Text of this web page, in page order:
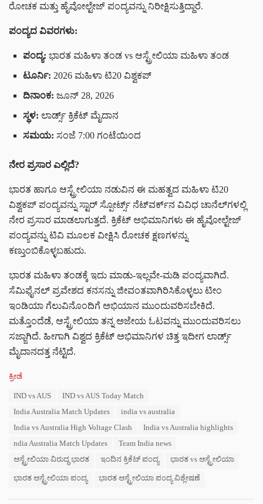
ರೋಚಕ ಮತ್ತು ಹೈವೋಲ್ಟೇಜ್ ಪಂದ್ಯವನ್ನು ನಿರೀಕ್ಷಿಸುತ್ತಿದ್ದಾರೆ.
ಪಂದ್ಯದ ವಿವರಗಳು:
ಪಂದ್ಯ: ಭಾರತ ಮಹಿಳಾ ತಂಡ vs ಆಸ್ಟ್ರೇಲಿಯಾ ಮಹಿಳಾ ತಂಡ
ಟೂರ್ನಿ: 2026 ಮಹಿಳಾ ಟಿ20 ವಿಶ್ವಕಪ್
ದಿನಾಂಕ: ಜೂನ್ 28, 2026
ಸ್ಥಳ: ಲಾರ್ಡ್ಸ್ ಕ್ರಿಕೆಟ್ ಮೈದಾನ
ಸಮಯ: ಸಂಜೆ 7:00 ಗಂಟೆಯಿಂದ
ನೇರ ಪ್ರಸಾರ ಎಲ್ಲಿದೆ?
ಭಾರತ ಹಾಗೂ ಆಸ್ಟ್ರೇಲಿಯಾ ನಡುವಿನ ಈ ಮಹತ್ವದ ಮಹಿಳಾ ಟಿ20
ವಿಶ್ವಕಪ್ ಪಂದ್ಯವನ್ನು ಸ್ಟಾರ್ ಸ್ಪೋರ್ಟ್ಸ್ ನೆಟ್‌ವರ್ಕ್‌ನ ವಿವಿಧ ಚಾನೆಲ್‌ಗಳಲ್ಲಿ
ನೇರ ಪ್ರಸಾರ ಮಾಡಲಾಗುತ್ತದೆ. ಕ್ರಿಕೆಟ್ ಅಭಿಮಾನಿಗಳು ಈ ಹೈವೋಲ್ಟೇಜ್
ಪಂದ್ಯವನ್ನು ಟಿವಿ ಮೂಲಕ ವೀಕ್ಷಿಸಿ ರೋಚಕ ಕ್ಷಣಗಳನ್ನು
ಕಣ್ತುಂಬಿಕೊಳ್ಳಬಹುದು.
ಭಾರತ ಮಹಿಳಾ ತಂಡಕ್ಕೆ ಇದು ಮಾಡು-ಇಲ್ಲವೇ-ಮಡಿ ಪಂದ್ಯವಾಗಿದೆ.
ಸೆಮಿಫೈನಲ್ ಪ್ರವೇಶದ ಕನಸನ್ನು ಜೀವಂತವಾಗಿರಿಸಿಕೊಳ್ಳಲು ಟೀಂ
ಇಂಡಿಯಾ ಗೆಲುವಿನೊಂದಿಗೆ ಅಭಿಯಾನ ಮುಂದುವರಿಸಬೇಕಿದೆ.
ಮತ್ತೊಂದೆಡೆ, ಆಸ್ಟ್ರೇಲಿಯಾ ತನ್ನ ಅಜೇಯ ಓಟವನ್ನು ಮುಂದುವರಿಸಲು
ಸಜ್ಜಾಗಿದೆ. ಹೀಗಾಗಿ ವಿಶ್ವದ ಕ್ರಿಕೆಟ್ ಅಭಿಮಾನಿಗಳ ಚಿತ್ತ ಇದೀಗ ಲಾರ್ಡ್ಸ್
ಮೈದಾನದತ್ತ ನೆಟ್ಟಿದೆ.
C
ಕ್ರೀಡೆ
IND vs AUS
IND vs AUS Today Match
India Australia Match Updates
india vs australia
India vs Australia High Voltage Clash
India vs Australia highlights
ndia Australia Match Updates
Team India news
ಆಸ್ಟ್ರೇಲಿಯಾ ವಿರುದ್ಧ ಭಾರತ
ಇಂದಿನ ಕ್ರಿಕೆಟ್ ಪಂದ್ಯ ಭಾರತ vs ಆಸ್ಟ್ರೇಲಿಯಾ
ಭಾರತ ಆಸ್ಟ್ರೇಲಿಯಾ ಪಂದ್ಯ ಭಾರತ ಆಸ್ಟ್ರೇಲಿಯಾ ಪಂದ್ಯ ವಿಶ್ಲೇಷಣೆ